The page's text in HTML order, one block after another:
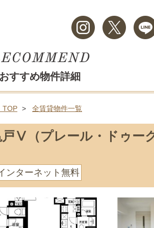
おすすめ物件詳細
TOP 全賃貸物件一覧
Ⅴ（プレール・ドゥー
ンターネット無料